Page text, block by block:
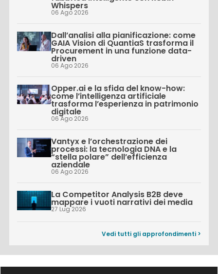
Whispers
06 Ago 2026
Dall’analisi alla pianificazione: come
GAIA Vision di QuantiaS trasforma il
Procurement in una funzione data-
driven
06 Ago 2026
Opper.ai e la sfida del know-how:
come l’intelligenza artificiale
trasforma l’esperienza in patrimonio
digitale
06 Ago 2026
Vantyx e l’orchestrazione dei
processi: la tecnologia DNA e la
“stella polare” dell’efficienza
aziendale
06 Ago 2026
La Competitor Analysis B2B deve
mappare i vuoti narrativi dei media
27 Lug 2026
Vedi tutti gli approfondimenti >